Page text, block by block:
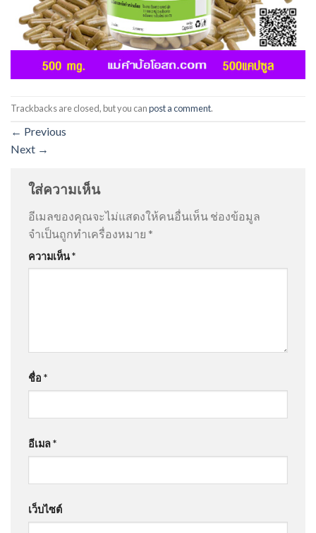
Trackbacks are closed, but you canpost a comment.
← Previous
Next →
ใส่ความเห็น
อีเมลของคุณจะไม่แสดงให้คนอื่นเห็น ช่องข้อมูล
จำเป็นถูกทำเครื่องหมาย *
ความเห็น*
ชื่อ *
อีเมล*
เว็บไซต์